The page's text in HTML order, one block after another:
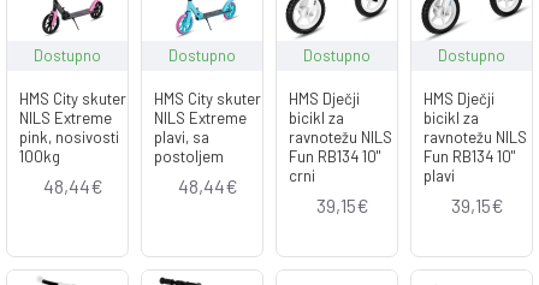
Dostupno
HMS City skuter
NILS Extreme
pink, nosivosti
100kg
48,44€
Dostupno
HMS City skuter
NILS Extreme
plavi, sa
postoljem
48,44€
Dostupno
HMS Dječji
bicikl za
ravnotežu NILS
Fun RB134 10"
crni
39,15€
Dostupno
HMS Dječji
bicikl za
ravnotežu NILS
Fun RB134 10"
plavi
39,15€